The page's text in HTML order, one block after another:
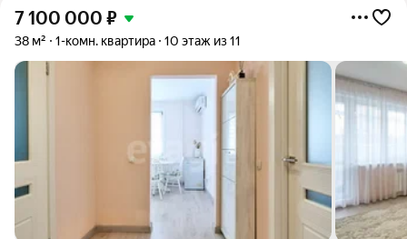
7 100 000 ₽
38 м² 1-комн. квартира 10 этаж из 11